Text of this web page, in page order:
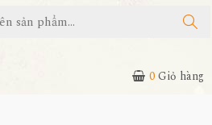
0Giỏ hàng